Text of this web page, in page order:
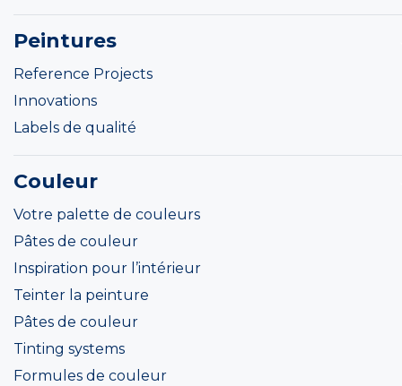
Peintures
Reference Projects
Innovations
Labels de qualité
Couleur
Votre palette de couleurs
Pâtes de couleur
Inspiration pour l’intérieur
Teinter la peinture
Pâtes de couleur
Tinting systems
Formules de couleur